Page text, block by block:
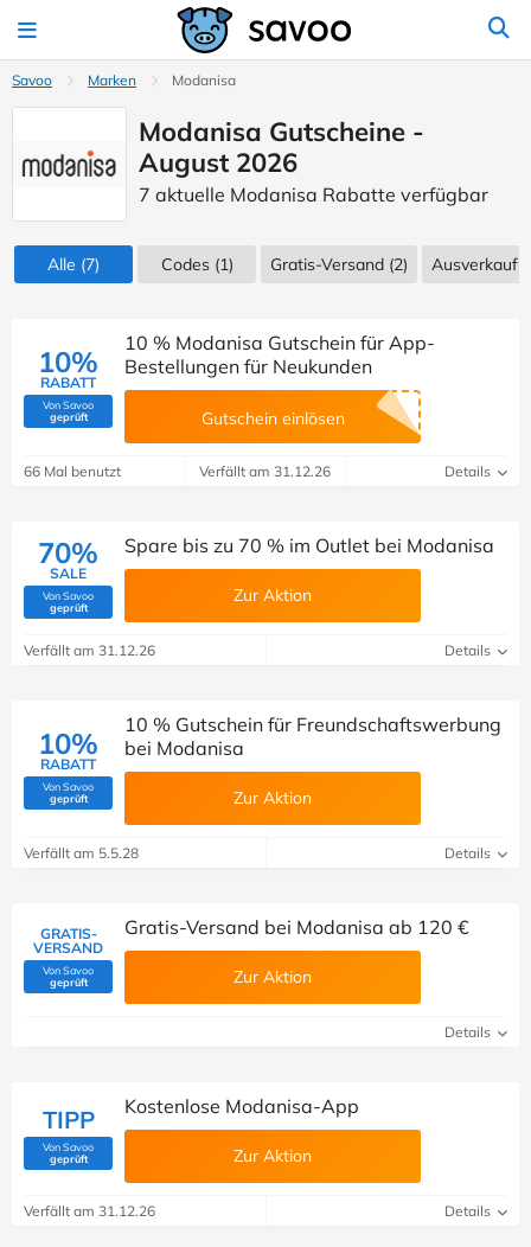
Savoo Marken Modanisa
Modanisa Gutscheine -
August 2026
7 aktuelle Modanisa Rabatte verfügbar
Alle (7) Codes(1) Gratis-Versand (2) Ausverkauf
10%
RABATT
Von Savoo
geprüft(Von Savoo geprüft)
10 % Modanisa Gutschein für App-
Bestellungen für Neukunden
Gutschein einlösen
66 Mal benutzt Verfällt am 31.12.26 Details
70%
SALE
Von Savoo
geprüft(Von Savoo geprüft)
Spare bis zu 70 % im Outlet bei Modanisa
Zur Aktion
Verfällt am 31.12.26 Details
10%
RABATT
Von Savoo
geprüft(Von Savoo geprüft)
10 % Gutschein für Freundschaftswerbung
bei Modanisa
Zur Aktion
Verfällt am 5.5.28 Details
GRATIS-
VERSAND
Von Savoo
geprüft(Von Savoo geprüft)
Gratis-Versand bei Modanisa ab 120 €
Zur Aktion
Details
TIPP
Von Savoo
geprüft(Von Savoo geprüft)
Kostenlose Modanisa-App
Zur Aktion
Verfällt am 31.12.26 Details